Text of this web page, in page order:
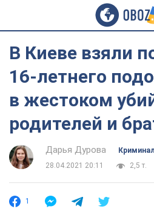
В Киеве взяли
16-летнего
в жестоком
родителей и
Дарья Дурова
Криминал
28.04.2021 20:11
2,5 т.
1